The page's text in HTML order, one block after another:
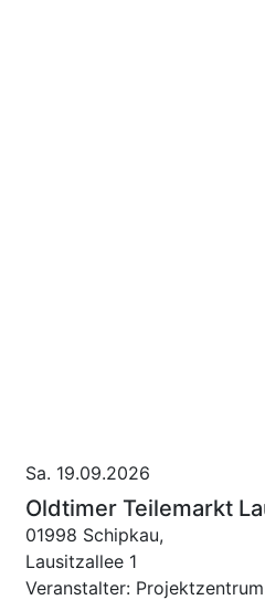
Sa. 19.09.2026
Oldtimer Teilemarkt
01998 Schipkau,
Lausitzallee 1
Veranstalter: